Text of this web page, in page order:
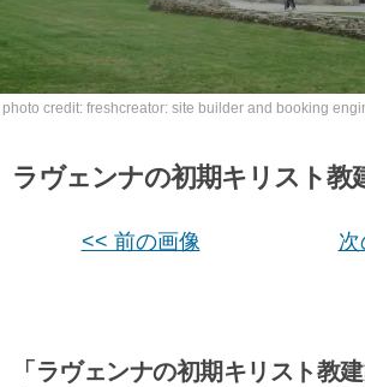
photo credit: freshcreator: site builder and booking
ラヴェンナの初期キリスト教
<< 前の画像
「ラヴェンナの初期キリスト教